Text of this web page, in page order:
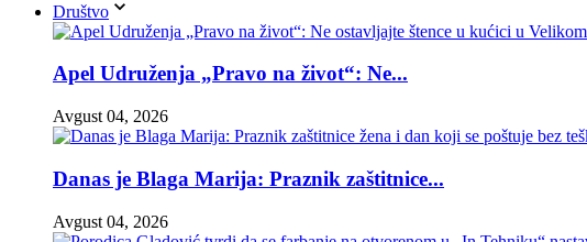
Društvo
Apel Udruženja „Pravo na život“: Ne...
Avgust 04, 2026
Danas je Blaga Marija: Praznik zaštitnice...
Avgust 04, 2026